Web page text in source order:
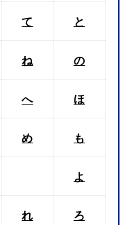
て と
ね の
へ ほ
め も
よ
れ ろ